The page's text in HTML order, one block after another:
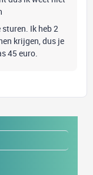
Ik heb 2
krijgen, dus je
45 euro.